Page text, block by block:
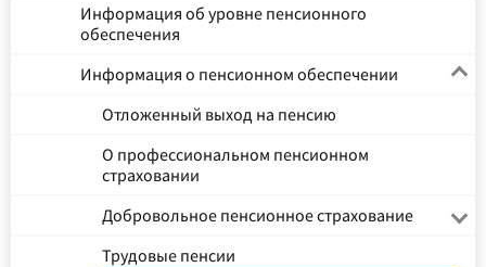
Информация об уровне пенсионного
обеспечения
Информация о пенсионном обеспечении
Отложенный выход на пенсию
О профессиональном пенсионном
страховании
Добровольное пенсионное страхование
Трудовые пенсии